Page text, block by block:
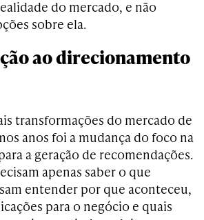
do mercado, e não
sobre ela.
ao direcionamento
transformações do mercado de
anos foi a mudança do foco na
a geração de recomendações.
apenas saber o que
entender por que aconteceu,
para o negócio e quais